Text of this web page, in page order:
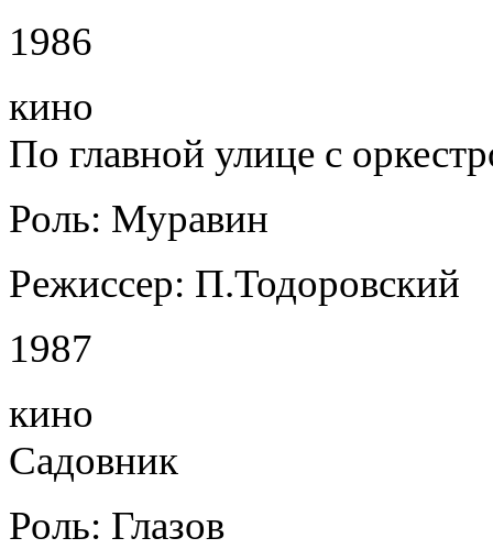
1986
кино
По главной улице с
Роль: Муравин
Режиссер: П.Тодоровский
1987
кино
Садовник
Роль: Глазов